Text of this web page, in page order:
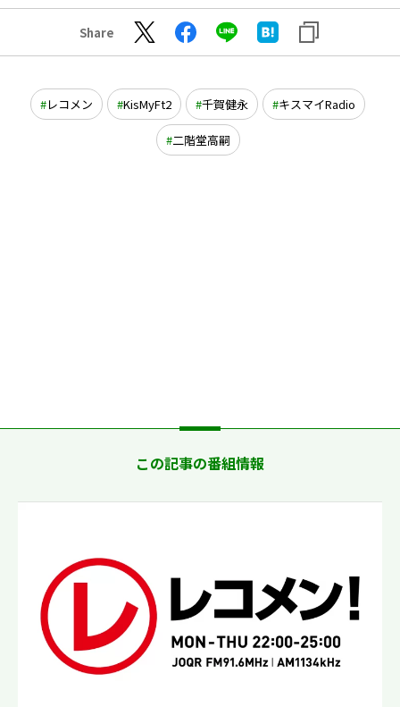
Share
レコメン KisMyFt2 千賀健永 キスマイRadio
二階堂高嗣
この記事の番組情報